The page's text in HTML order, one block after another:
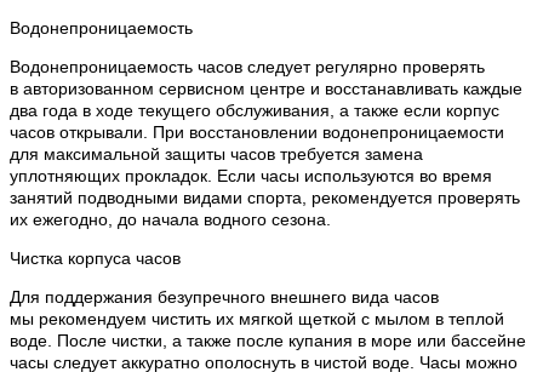
Водонепроницаемость
Водонепроницаемость часов следует регулярно проверять
в авторизованном сервисном центре и восстанавливать каждые
два года в ходе текущего обслуживания, а также если корпус
часов открывали. При восстановлении водонепроницаемости
для максимальной защиты часов требуется замена
уплотняющих прокладок. Если часы используются во время
занятий подводными видами спорта, рекомендуется проверять
их ежегодно, до начала водного сезона.
Чистка корпуса часов
Для поддержания безупречного внешнего вида часов
мы рекомендуем чистить их мягкой щеткой с мылом в теплой
воде. После чистки, а также после купания в море или бассейне
часы следует аккуратно ополоснуть в чистой воде. Часы можно